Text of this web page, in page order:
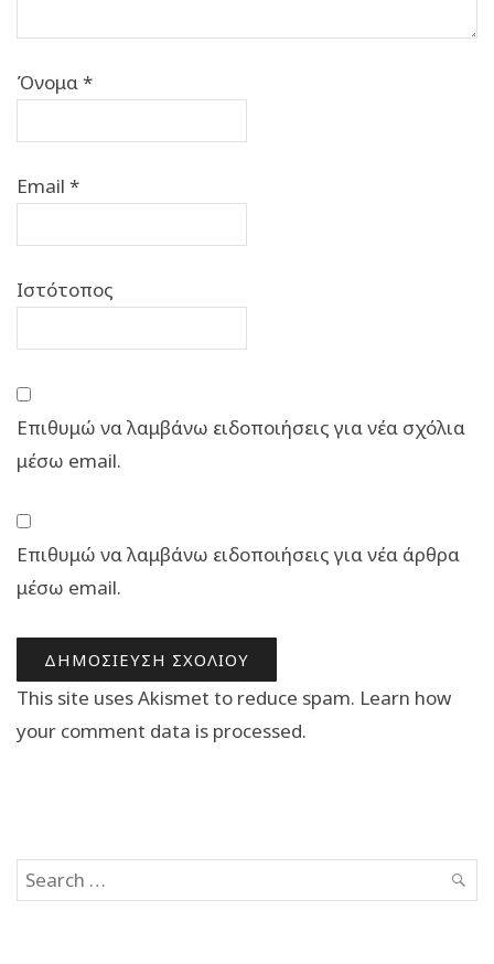
Όνομα*
Email *
Ιστότοπος
Επιθυμώ να λαμβάνω ειδοποιήσεις για νέα σχόλια
μέσω email.
Επιθυμώ να λαμβάνω ειδοποιήσεις για νέα άρθρα
μέσω email.
This site uses Akismet to reduce spam. Learn how
your comment data is processed.
Search
for: